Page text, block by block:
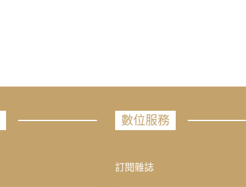
數位服務
訂閱雜誌